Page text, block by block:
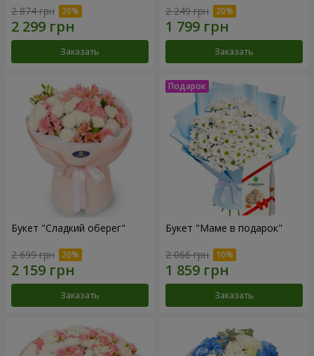
2 874 грн
Заказать
2 249 грн
Заказать
Букет "Сладкий оберег"
2 699 грн
Заказать
Букет "Маме в подарок"
2 066 грн
Заказать